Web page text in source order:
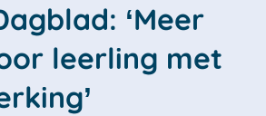
‘Meer
leerling met